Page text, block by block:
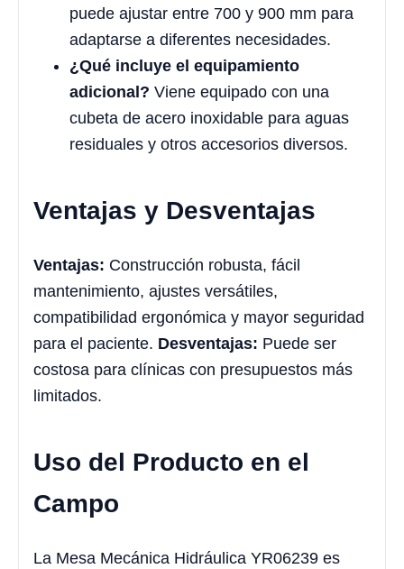
puede ajustar entre 700 y 900 mm para
adaptarse a diferentes necesidades.
¿Qué incluye el equipamiento
adicional? Viene equipado con una
cubeta de acero inoxidable para aguas
residuales y otros accesorios diversos.
Ventajas y Desventajas
Ventajas: Construcción robusta, fácil
mantenimiento, ajustes versátiles,
compatibilidad ergonómica y mayor seguridad
para el paciente. Desventajas: Puede ser
costosa para clínicas con presupuestos más
limitados.
Uso del Producto en el
Campo
La Mesa Mecánica Hidráulica YR06239 es